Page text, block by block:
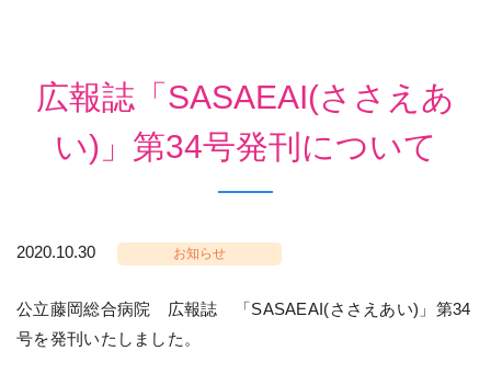
広報誌「SASAEAI(ささえあ
い)」第34号発刊について
2020.10.30 お知らせ
公立藤岡総合病院 広報誌 「SASAEAI(ささえあい)」第34
号を発刊いたしました。